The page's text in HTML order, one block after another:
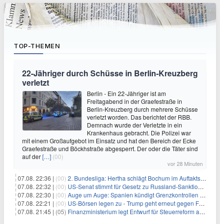
TOP-THEMEN
22-Jähriger durch Schüsse in Berlin-Kreuzberg
verletzt
Berlin - Ein 22-Jähriger ist am
Freitagabend in der Graefestraße in
Berlin-Kreuzberg durch mehrere Schüsse
verletzt worden. Das berichtet der RBB.
Demnach wurde der Verletzte in ein
Krankenhaus gebracht. Die Polizei war
mit einem Großaufgebot im Einsatz und hat den Bereich der Ecke
Graefestraße und Böckhstraße abgesperrt. Der oder die Täter sind
auf der[…] (00)
vor 28 Minuten
07.08. 22:36 | (00) 2. Bundesliga: Hertha schlägt Bochum im Auftaktspiel
07.08. 22:32 | (00) US-Senat stimmt für Gesetz zu Russland-Sanktionen
07.08. 22:30 | (00) Auge um Auge: Spanien kündigt Grenzkontrollen zu Italien an
07.08. 22:21 | (00) US-Börsen legen zu - Trump geht erneut gegen Fed-Gouverneurin vor
07.08. 21:45 | (05) Finanzministerium legt Entwurf für Steuerreform ab 2027 vor